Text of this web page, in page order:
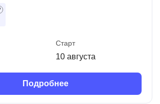
Старт
10 августа
Подробнее